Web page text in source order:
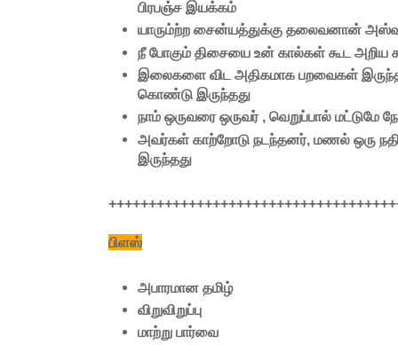
பிரபஞ்ச இயக்கம்
யாரும்ற்ற சைன்யத்துக்கு தலைவனான்
நீ போகும் திசையை உன் கால்கள் கூட அறிய
இலைகளை விட அதிகமாக பறவைகள்
கொண்டு இருந்தது
நாம் ஒருவரை ஒருவர் , வெறுப்பால் மட்டுமே
அவர்கள் காற்றோடு நடந்தனர், மணல் ஒரு
இருந்தது
பிளஸ்
அபாரமான தமிழ்
விறுவிறுப்பு
மாற்று பார்வை